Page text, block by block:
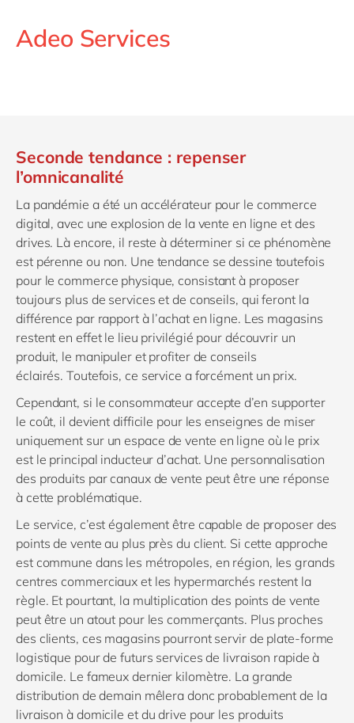
Adeo Services
Seconde tendance : repenser
l’omnicanalité
La pandémie a été un accélérateur pour le commerce
digital, avec une explosion de la vente en ligne et des
drives. Là encore, il reste à déterminer si ce phénomène
est pérenne ou non. Une tendance se dessine toutefois
pour le commerce physique, consistant à proposer
toujours plus de services et de conseils, qui feront la
différence par rapport à l’achat en ligne. Les magasins
restent en effet le lieu privilégié pour découvrir un
produit, le manipuler et profiter de conseils
éclairés. Toutefois, ce service a forcément un prix.
Cependant, si le consommateur accepte d’en supporter
le coût, il devient difficile pour les enseignes de miser
uniquement sur un espace de vente en ligne où le prix
est le principal inducteur d’achat. Une personnalisation
des produits par canaux de vente peut être une réponse
à cette problématique.
Le service, c’est également être capable de proposer des
points de vente au plus près du client. Si cette approche
est commune dans les métropoles, en région, les grands
centres commerciaux et les hypermarchés restent la
règle. Et pourtant, la multiplication des points de vente
peut être un atout pour les commerçants. Plus proches
des clients, ces magasins pourront servir de plate-forme
logistique pour de futurs services de livraison rapide à
domicile. Le fameux dernier kilomètre. La grande
distribution de demain mêlera donc probablement de la
livraison à domicile etdu drive pour les produits